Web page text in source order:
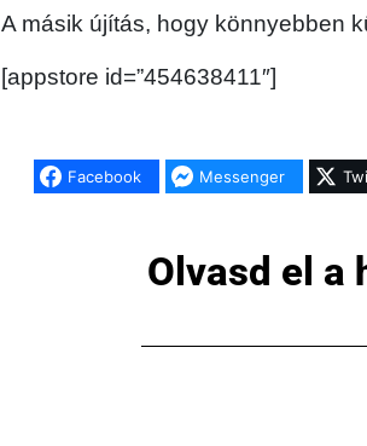
A másik újítás, hogy könnyebben
[appstore id=”454638411″]
Facebook Messenger
Olvasd el a